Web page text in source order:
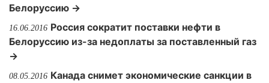
Белоруссию →
16.06.2016 Россия сократит поставки нефти в
Белоруссию из-за недоплаты за поставленный газ
→
08.05.2016 Канада снимет экономические санкции в